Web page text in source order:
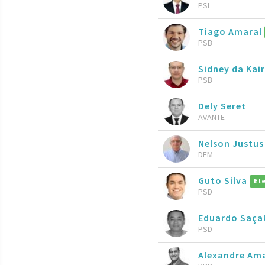
PSL
Tiago Amaral
PSB
Sidney da
PSB
Dely Seret
AVANTE
Nelson Justus
DEM
Guto Silva
PSD
Eduardo
PSD
Alexandre